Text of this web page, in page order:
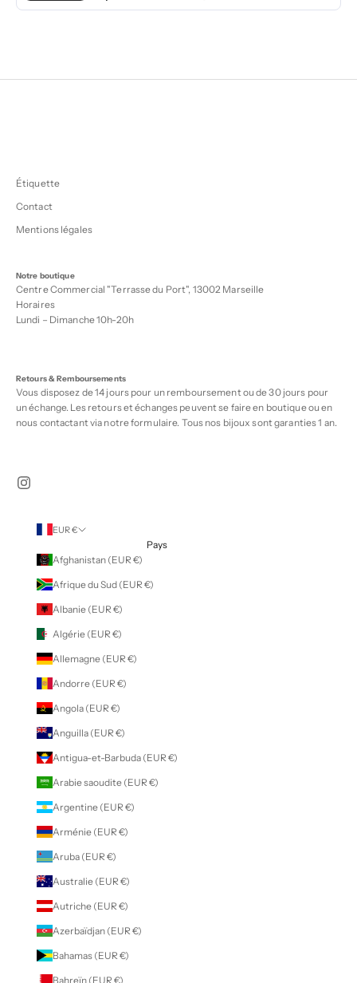
Étiquette
Contact
Mentions légales
Notre boutique
Centre Commercial "Terrasse du Port", 13002 Marseille
Horaires
Lundi – Dimanche 10h-20h
Retours & Remboursements
Vous disposez de 14 jours pour un remboursement ou de 30 jours pour
un échange. Les retours et échanges peuvent se faire en boutique ou en
nous contactant via notreformulaire. Tous nos bijoux sont garanties 1 an.
EUR €
Pays
Afghanistan (EUR €)
Afrique du Sud (EUR €)
Albanie (EUR €)
Algérie (EUR €)
Allemagne (EUR €)
Andorre (EUR €)
Angola (EUR €)
Anguilla (EUR €)
Antigua-et-Barbuda (EUR €)
Arabie saoudite (EUR €)
Argentine (EUR €)
Arménie (EUR €)
Aruba (EUR €)
Australie (EUR €)
Autriche (EUR €)
Azerbaïdjan (EUR €)
Bahamas (EUR €)
Bahreïn (EUR €)